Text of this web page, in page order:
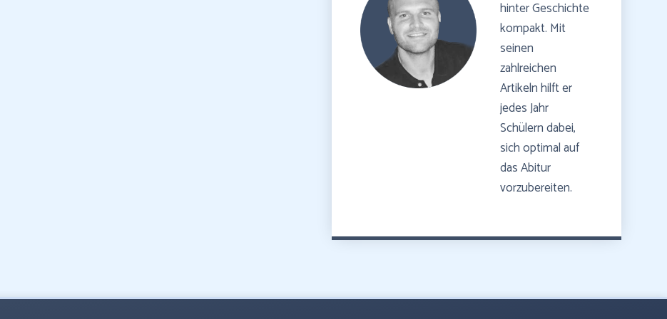
hinter Geschichte
kompakt. Mit
seinen
zahlreichen
Artikeln hilft er
jedes Jahr
Schülern dabei,
sich optimal auf
das Abitur
vorzubereiten.